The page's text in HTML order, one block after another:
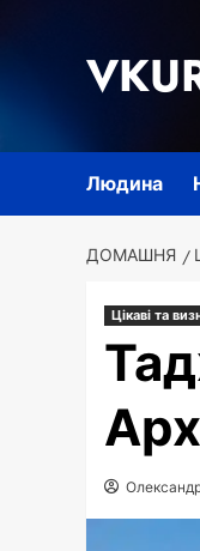
Людина
ДОМАШНЯ
Цікаві та